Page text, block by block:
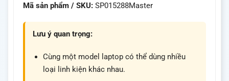
Mã sản phẩm / SKU: SP015288Master
Lưu ý quan trọng:
Cùng một model laptop có thể dùng nhiều
loại linh kiện khác nhau.